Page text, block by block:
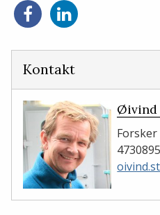
Del
på
Del
på
Kontakt
Øivind
Forsker